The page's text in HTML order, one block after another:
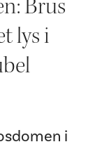
Brus
lys i
i